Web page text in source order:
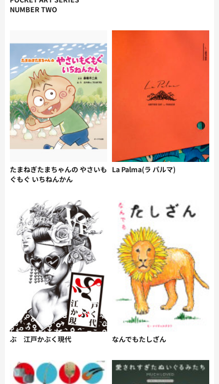
NUMBER TWO
たまねぎたまちゃんの やさいも
ぐもぐ いちねんかん
La Palma(ラ パルマ)
ぶ 江戸かぶく現代 なんでもたしざん